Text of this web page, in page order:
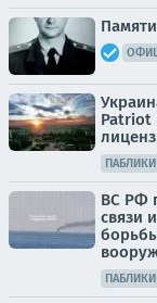
Patriot
ПАБЛИКИ
ВС РФ
связи
ПАБЛИКИ